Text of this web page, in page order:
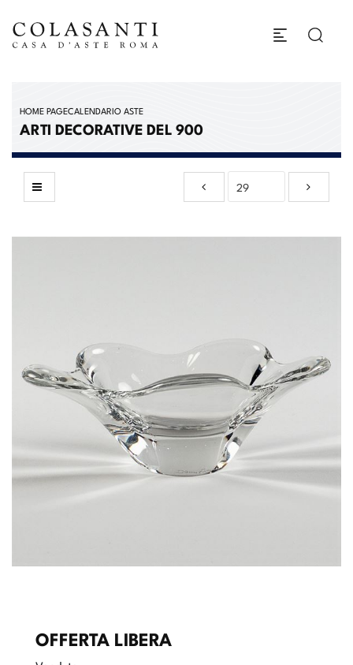
HOME PAGECALENDARIO ASTE
ARTI DECORATIVE DEL 900
OFFERTA LIBERA